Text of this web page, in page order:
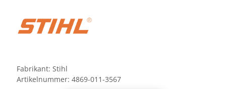
Fabrikant: Stihl
Artikelnummer: 4869-011-3567